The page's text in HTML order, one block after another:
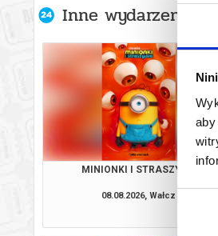
Inne wydarzenia
MINIONKI I STRASZYDŁA
08.08.2026, Wałcz